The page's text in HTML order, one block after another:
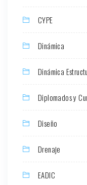
CYPE
Dinámica
Dinámica
Diplomados y
Diseño
Drenaje
EADIC